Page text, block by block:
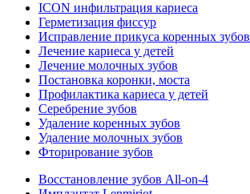
ICON инфильтрация кариеса
Герметизация фиссур
Исправление прикуса коренных зубов
Лечение кариеса у детей
Лечение молочных зубов
Постановка коронки, моста
Профилактика кариеса у детей
Серебрение зубов
Удаление коренных зубов
Удаление молочных зубов
Фторирование зубов
Восстановление зубов All‑on‑4